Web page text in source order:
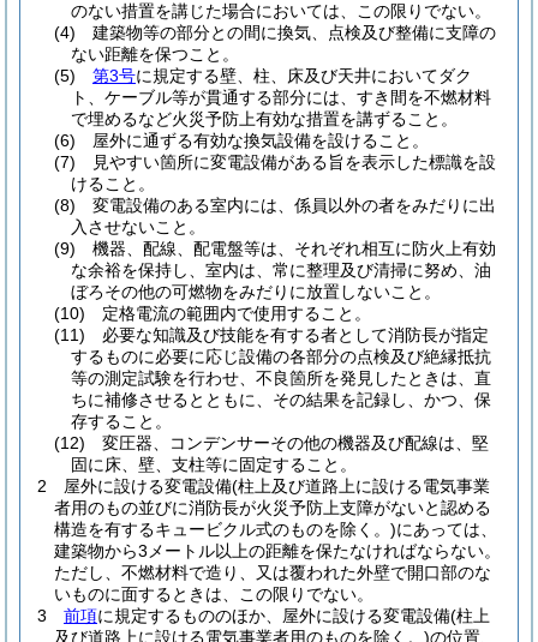
のない措置を講じた場合においては、この限りでない。
(4)
建築物等の部分との間に換気、点検及び整備に支障の
ない距離を保つこと。
(5)
第3号に規定する壁、柱、床及び天井においてダク
ト、ケーブル等が貫通する部分には、すき間を不燃材料
で埋めるなど火災予防上有効な措置を講ずること。
(6)
屋外に通ずる有効な換気設備を設けること。
(7)
見やすい箇所に変電設備がある旨を表示した標識を設
けること。
(8)
変電設備のある室内には、係員以外の者をみだりに出
入させないこと。
(9)
機器、配線、配電盤等は、それぞれ相互に防火上有効
な余裕を保持し、室内は、常に整理及び清掃に努め、油
ぼろその他の可燃物をみだりに放置しないこと。
(10)
定格電流の範囲内で使用すること。
(11)
必要な知識及び技能を有する者として消防長が指定
するものに必要に応じ設備の各部分の点検及び絶縁抵抗
等の測定試験を行わせ、不良箇所を発見したときは、直
ちに補修させるとともに、その結果を記録し、かつ、保
存すること。
(12)
変圧器、コンデンサーその他の機器及び配線は、堅
固に床、壁、支柱等に固定すること。
2
屋外に設ける変電設備(柱上及び道路上に設ける電気事業
者用のもの並びに消防長が火災予防上支障がないと認める
構造を有するキュービクル式のものを除く。)にあっては、
建築物から3メートル以上の距離を保たなければならない。
ただし、不燃材料で造り、又は覆われた外壁で開口部のな
いものに面するときは、この限りでない。
3
前項に規定するもののほか、屋外に設ける変電設備(柱上
及び道路上に設ける電気事業者用のものを除く。)の位置、